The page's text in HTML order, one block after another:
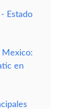
Estado
Mexico:
en